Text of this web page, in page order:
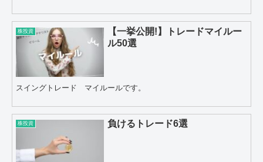
株投資
【一挙公開!】トレードマイルー
ル50選
スイングトレード マイルールです。
株投資 負けるトレード6選